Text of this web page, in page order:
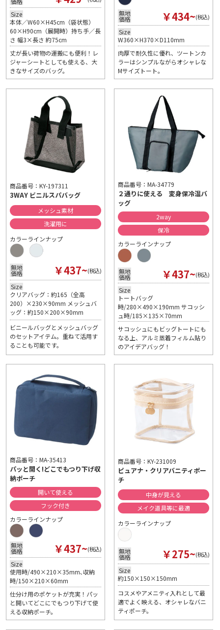
Size
本体／W60×H45cm（袋状態）
60×H90cm（展開時）持ち手／長
さ 幅3×長さ 約75cm
丈が長い荷物の運搬にも便利！レ
ジャーシートとしても使える、大
きなサイズのバッグ。
無地
価格 ￥434~(税込)
Size
W360×H370×D110mm
肉厚で耐久性に優れ、ツートンカ
ラーはシンプルながらオシャレな
Mサイズトート。
商品番号：KY-197311
3WAY ビニルスパバッグ
メッシュ素材
洗濯用に
カラーラインナップ
無地
価格 ￥437~(税込)
Size
クリアバッグ：約165（全高
200）×230×90mm メッシュバ
ッグ：約150×200×90mm
ビニールバッグとメッシュバッグ
のセットアイテム。重ねて活用す
ることも可能です。
商品番号：MA-34779
２通りに使える 変身保冷温バ
ッグ
2way
保冷
カラーラインナップ
無地
価格 ￥437~(税込)
Size
トートバッグ
時/280×490×190mm サコッシ
ュ時/185×135×70mm
サコッシュにもビッグトートにも
なる上、アルミ蒸着フィルム貼り
のアイデアバッグ！
商品番号：MA-35413
パッと開く!どこでもつり下げ収
納ポーチ
開いて使える
フック付き
カラーラインナップ
無地
価格 ￥437~(税込)
Size
使用時/490×210×35mm､収納
時/150×210×60mm
仕分け用のポケットが充実！パッ
と開いてどこにでもつり下げて使
える収納ポーチ。
商品番号：KY-231009
ピュアナ・クリアバニティポー
チ
中身が見える
メイク道具等に最適
カラーラインナップ
無地
価格 ￥275~(税込)
Size
約150×150×150mm
コスメやアメニティ入れとして最
適でよく映える、オシャレなバニ
ティポーチ。